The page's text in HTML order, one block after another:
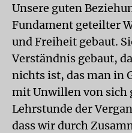
Unsere guten
Fundament geteilter
und Freiheit gebaut.
Verständnis gebaut,
nichts ist, das man in
mit Unwillen von sich
Lehrstunde der
dass wir durch